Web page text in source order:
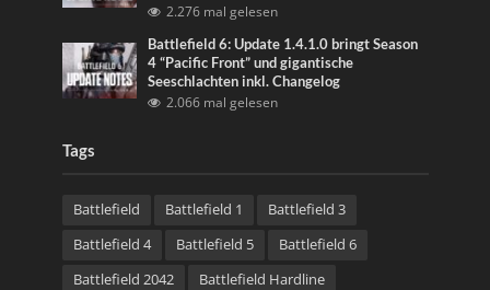
2.276 mal gelesen
Battlefield 6: Update 1.4.1.0 bringt Season
4 “Pacific Front” und gigantische
Seeschlachten inkl. Changelog
2.066 mal gelesen
Tags
Battlefield Battlefield 1
Battlefield 3
Battlefield 4
Battlefield 5
Battlefield 6
Battlefield 2042
Battlefield Hardline